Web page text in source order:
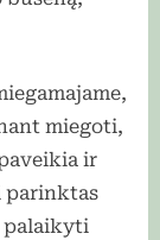
miegoti,
ir
parinktas
palaikyti